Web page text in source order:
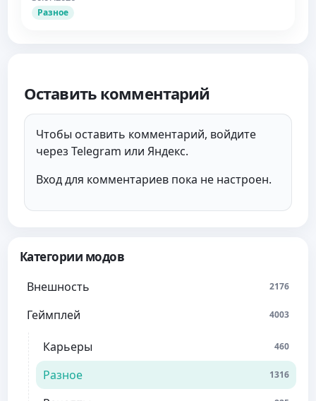
Категории модов
Внешность 2176
Геймплей 4003
Карьеры 460
Разное 1316
Разное
Оставить комментарий
Чтобы оставить комментарий, войдите
через Telegram или Яндекс.
Вход для комментариев пока не настроен.